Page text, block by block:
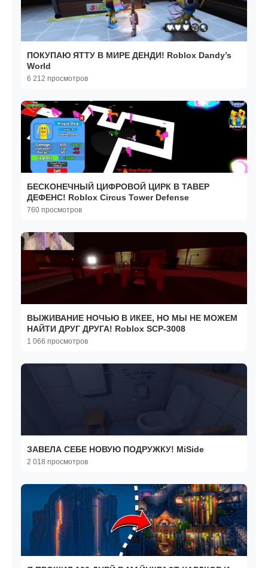
ПОКУПАЮ ЯТТУ В МИРЕ ДЕНДИ! Roblox Dandy’s
World
6 212 просмотров
БЕСКОНЕЧНЫЙ ЦИФРОВОЙ ЦИРК В ТАВЕР
ДЕФЕНС! Roblox Circus Tower Defense
760 просмотров
ВЫЖИВАНИЕ НОЧЬЮ В ИКЕЕ, НО МЫ НЕ МОЖЕМ
НАЙТИ ДРУГ ДРУГА! Roblox SCP-3008
1 066 просмотров
ЗАВЕЛА СЕБЕ НОВУЮ ПОДРУЖКУ! MiSide
2 018 просмотров